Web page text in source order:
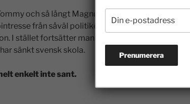
och så långt Magnus. Jag har mycket svårt
från såväl politiker som från media av att ta
I stället fortsätter man med bildsättningen att
sänkt svensk skola.
enkelt inte sant.